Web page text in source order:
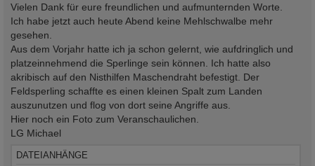
g
Vielen Dank für eure freundlichen und aufmunternden Worte.
Ich habe jetzt auch heute Abend keine Mehlschwalbe mehr
gesehen.
Aus dem Vorjahr hatte ich ja schon gelernt, wie aufdringlich und
platzeinnehmend die Sperlinge sein können. Ich hatte also
akribisch auf den Nisthilfen Maschendraht befestigt. Der
Feldsperling schaffte es einen kleinen Spalt zum Landen
auszunutzen und flog von dort seine Angriffe aus.
Hier noch ein Foto zum Veranschaulichen.
LG Michael
DATEIANHÄNGE